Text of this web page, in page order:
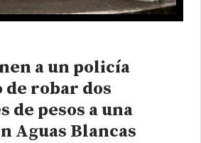
a un policía
de robar dos
de pesos a una
Aguas Blancas